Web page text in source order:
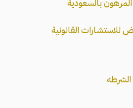
المرهون بالسعودية
للاستشارات القانونية